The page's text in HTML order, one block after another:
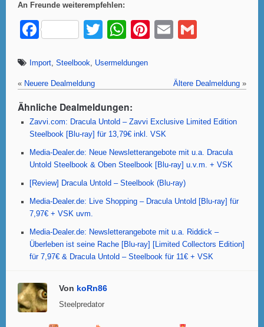
An Freunde weiterempfehlen:
F
c
e
b
o
o
k
T
tt
er
W
at
s
A
p
p
Pi
e
E
Import Steelbook Usermeldungen
« Neuere Dealmeldung Ältere Dealmeldung »
Ähnliche Dealmeldungen:
Zavvi.com: Dracula Untold – Zavvi Exclusive Limited Edition
Steelbook [Blu-ray] für 13,79€ inkl. VSK
Media-Dealer.de: Neue Newsletterangebote mit u.a. Dracula
Untold Steelbook & Oben Steelbook [Blu-ray] u.v.m. + VSK
[Review] Dracula Untold – Steelbook (Blu-ray)
Media-Dealer.de: Live Shopping – Dracula Untold [Blu-ray] für
7,97€ + VSK uvm.
Media-Dealer.de: Newsletterangebote mit u.a. Riddick –
Überleben ist seine Rache [Blu-ray] [Limited Collectors Edition]
für 7,97€ & Dracula Untold – Steelbook für 11€ + VSK
Von koRn86
Steelpredator